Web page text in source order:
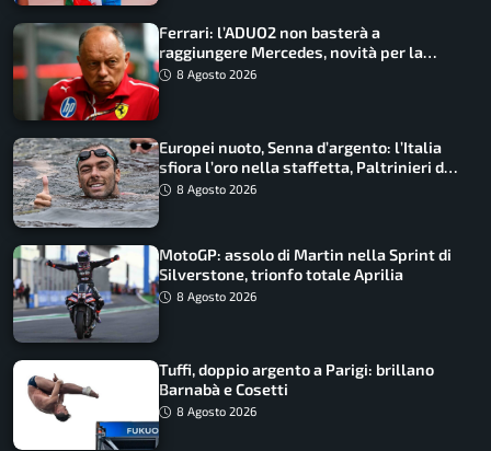
Ferrari: l’ADUO2 non basterà a
raggiungere Mercedes, novità per la
Macarena
8 Agosto 2026
Europei nuoto, Senna d’argento: l’Italia
sfiora l’oro nella staffetta, Paltrinieri da
urlo, il bilancio azzurro
8 Agosto 2026
MotoGP: assolo di Martin nella Sprint di
Silverstone, trionfo totale Aprilia
8 Agosto 2026
Tuffi, doppio argento a Parigi: brillano
Barnabà e Cosetti
8 Agosto 2026